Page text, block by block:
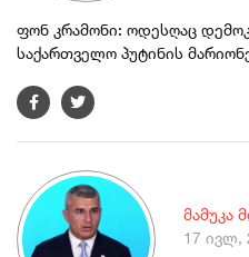
ფონ კრამონი: ოდესღაც
საქართველო პუტინის
მამუკა
17 ივლ,